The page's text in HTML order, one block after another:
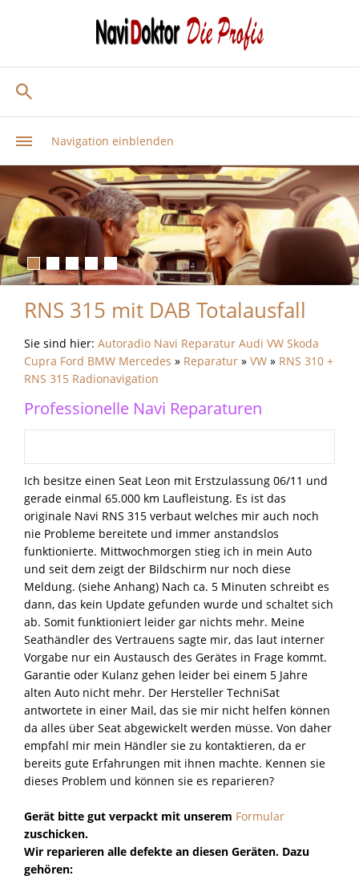
Navigation einblenden
RNS 315 mit DAB Totalausfall
Sie sind hier: Autoradio Navi Reparatur Audi VW Skoda
Cupra Ford BMW Mercedes » Reparatur » VW » RNS 310 +
RNS 315 Radionavigation
Professionelle Navi Reparaturen
Ich besitze einen Seat Leon mit Erstzulassung 06/11 und
gerade einmal 65.000 km Laufleistung. Es ist das
originale Navi RNS 315 verbaut welches mir auch noch
nie Probleme bereitete und immer anstandslos
funktionierte. Mittwochmorgen stieg ich in mein Auto
und seit dem zeigt der Bildschirm nur noch diese
Meldung. (siehe Anhang) Nach ca. 5 Minuten schreibt es
dann, das kein Update gefunden wurde und schaltet sich
ab. Somit funktioniert leider gar nichts mehr. Meine
Seathändler des Vertrauens sagte mir, das laut interner
Vorgabe nur ein Austausch des Gerätes in Frage kommt.
Garantie oder Kulanz gehen leider bei einem 5 Jahre
alten Auto nicht mehr. Der Hersteller TechniSat
antwortete in einer Mail, das sie mir nicht helfen können
da alles über Seat abgewickelt werden müsse. Von daher
empfahl mir mein Händler sie zu kontaktieren, da er
bereits gute Erfahrungen mit ihnen machte. Kennen sie
dieses Problem und können sie es reparieren?
Gerät bitte gut verpackt mit unserem Formular
zuschicken.
Wir reparieren alle defekte an diesen Geräten. Dazu
gehören: